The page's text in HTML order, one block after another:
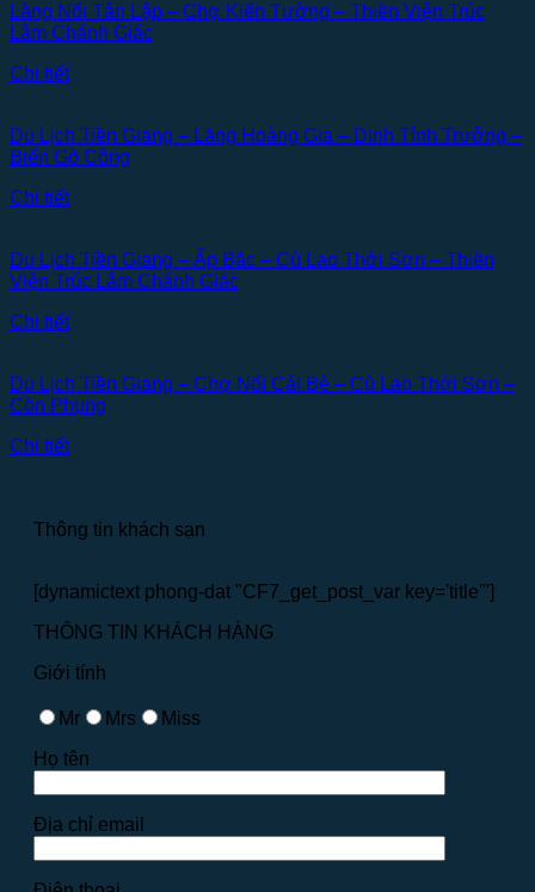
Làng Nổi Tân Lập – Chợ Kiến Tường – Thiền Viện Trúc
Lâm Chánh Giác
Chi tiết
Du Lịch Tiền Giang – Lăng Hoàng Gia – Dinh Tỉnh Trưởng –
Biển Gò Công
Chi tiết
Du Lịch Tiền Giang – Ấp Bắc – Cù Lao Thới Sơn – Thiền
Viện Trúc Lâm Chánh Giác
Chi tiết
Du Lịch Tiền Giang – Chợ Nổi Cái Bè – Cù Lao Thới Sơn –
Cồn Phụng
Chi tiết
Thông tin khách sạn
[dynamictext phong-dat "CF7_get_post_var key='title'"]
THÔNG TIN KHÁCH HÀNG
Giới tính
Mr Mrs
Miss
Họ tên
Địa chỉ email